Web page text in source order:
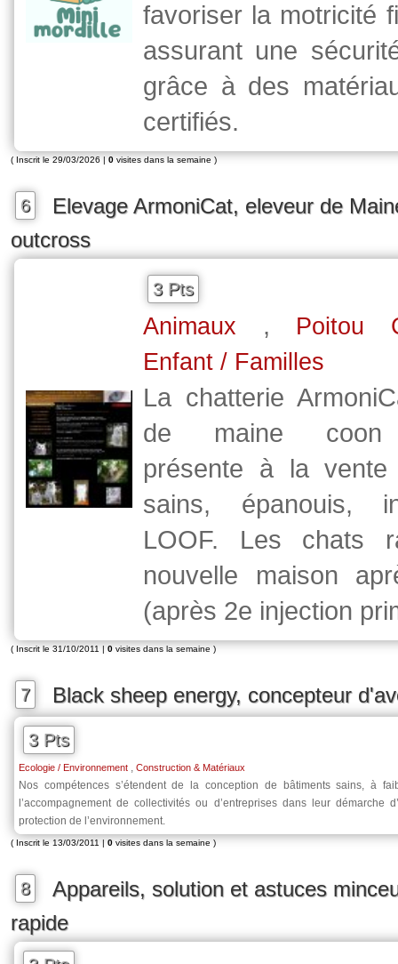
favoriser la motricité
assurant une
grâce à des
certifiés.
( Inscrit le 29/03/2026 | 0 visites dans la semaine )
6
Elevage ArmoniCat, eleveur de
outcross
3 Pts
Animaux , Poitou
Enfant / Familles
La chatterie
de maine coon
présente à la
sains, épanouis,
LOOF. Les chats
nouvelle maison
(après 2e injection
( Inscrit le 31/10/2011 | 0 visites dans la semaine )
7 Black sheep energy, concepteur
3 Pts
Ecologie / Environnement , Construction & Matériaux
Nos compétences s’étendent de la conception de bâtiments sains, à
l’accompagnement de collectivités ou d’entreprises dans leur démarche
protection de l’environnement.
( Inscrit le 13/03/2011 | 0 visites dans la semaine )
8
Appareils, solution et astuces
rapide